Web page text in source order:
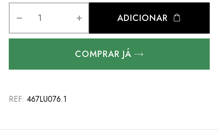
ADICIONAR
COMPRAR JÁ
REF: 467LU076.1